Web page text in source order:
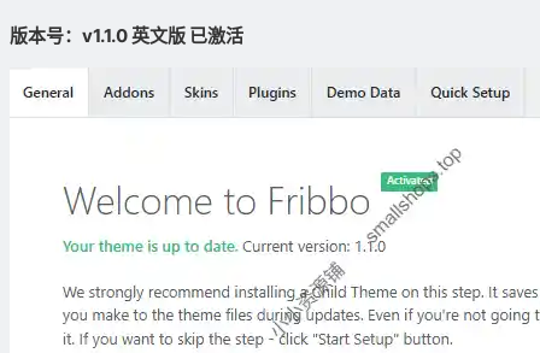
版本号：v1.1.0 英文版 已激活